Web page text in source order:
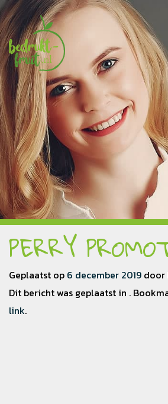
PERRY
Geplaatst op 6 december 2019 door
Dit bericht was geplaatst in .
link.